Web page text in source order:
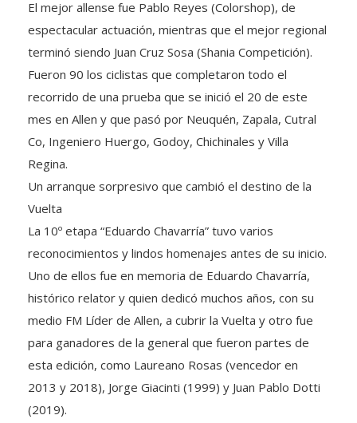
espectacular actuación, mientras que el mejor regional
terminó siendo Juan Cruz Sosa (Shania Competición).
Fueron 90 los ciclistas que completaron todo el
recorrido de una prueba que se inició el 20 de este
mes en Allen y que pasó por Neuquén, Zapala, Cutral
Co, Ingeniero Huergo, Godoy, Chichinales y Villa
Regina.
Un arranque sorpresivo que cambió el destino de la
Vuelta
La 10º etapa “Eduardo Chavarría” tuvo varios
reconocimientos y lindos homenajes antes de su inicio.
Uno de ellos fue en memoria de Eduardo Chavarría,
histórico relator y quien dedicó muchos años, con su
medio FM Líder de Allen, a cubrir la Vuelta y otro fue
para ganadores de la general que fueron partes de
esta edición, como Laureano Rosas (vencedor en
2013 y 2018), Jorge Giacinti (1999) y Juan Pablo Dotti
(2019).
Luego de la emoción del arranque, más de una docena